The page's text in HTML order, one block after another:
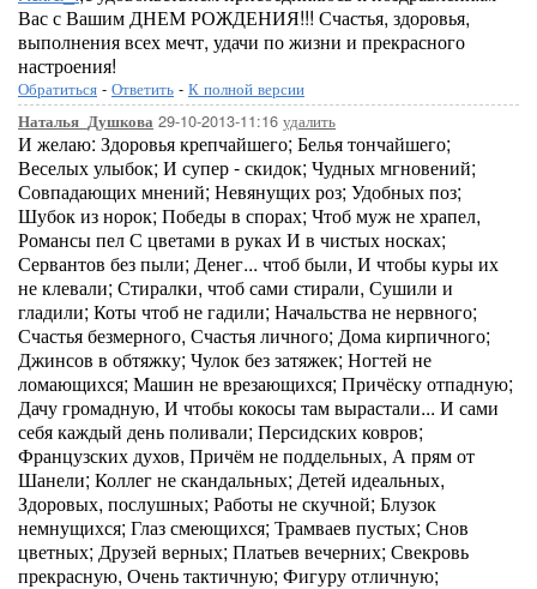
Вас с Вашим ДНЕМ РОЖДЕНИЯ!!! Счастья, здоровья,
выполнения всех мечт, удачи по жизни и прекрасного
настроения!
Обратиться - Ответить - К полной версии
Наталья_Душкова 29-10-2013-11:16 удалить
И желаю: Здоровья крепчайшего; Белья тончайшего;
Веселых улыбок; И супер - скидок; Чудных мгновений;
Совпадающих мнений; Невянущих роз; Удобных поз;
Шубок из норок; Победы в спорах; Чтоб муж не храпел,
Романсы пел С цветами в руках И в чистых носках;
Сервантов без пыли; Денег... чтоб были, И чтобы куры их
не клевали; Стиралки, чтоб сами стирали, Сушили и
гладили; Коты чтоб не гадили; Начальства не нервного;
Счастья безмерного, Счастья личного; Дома кирпичного;
Джинсов в обтяжку; Чулок без затяжек; Ногтей не
ломающихся; Машин не врезающихся; Причёску отпадную;
Дачу громадную, И чтобы кокосы там вырастали... И сами
себя каждый день поливали; Персидских ковров;
Французских духов, Причём не поддельных, А прям от
Шанели; Коллег не скандальных; Детей идеальных,
Здоровых, послушных; Работы не скучной; Блузок
немнущихся; Глаз смеющихся; Трамваев пустых; Снов
цветных; Друзей верных; Платьев вечерних; Свекровь
прекрасную, Очень тактичную; Фигуру отличную;